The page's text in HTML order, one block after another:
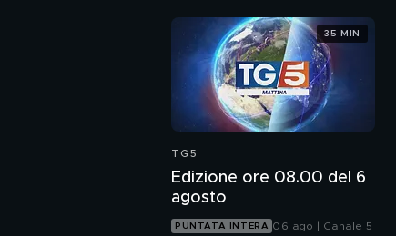
TG5
Edizione ore 08.00 del 6
agosto
PUNTATA INTERA 06 ago | Canale 5
35 MIN